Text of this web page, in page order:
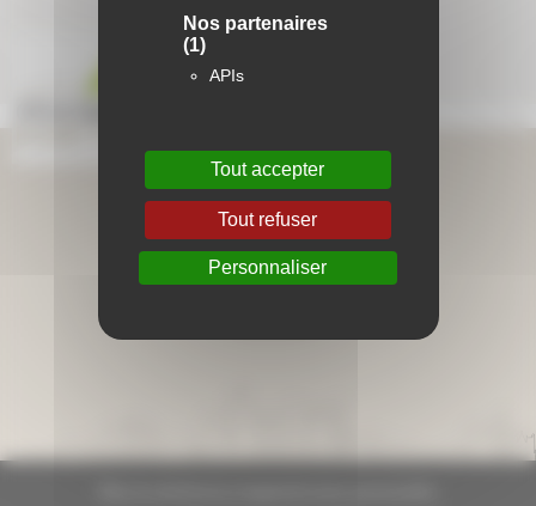
Aide en ligne
Foire aux questions
Lexique
Nos partenaires
(1)
APIs
Tout accepter
Tout refuser
Personnaliser